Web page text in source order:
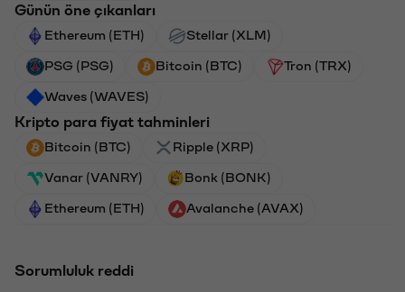
Günün öne çıkanları
Ethereum (ETH) Stellar (XLM)
PSG (PSG) Bitcoin (BTC) Tron (TRX)
Waves (WAVES)
Kripto para fiyat tahminleri
Bitcoin (BTC) Ripple (XRP)
Vanar (VANRY) Bonk (BONK)
Ethereum (ETH) Avalanche (AVAX)
Sorumluluk reddi